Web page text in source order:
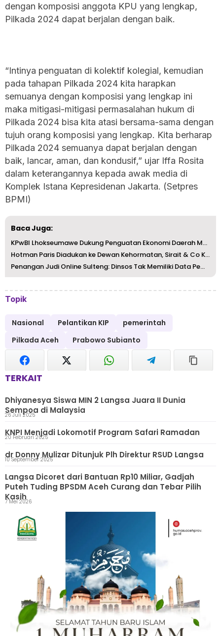
dengan komposisi anggota KPU yang lengkap,
Pilkada 2024 dapat berjalan dengan baik.
“Intinya penguatan di kolektif kolegial, kemudian
pada tahapan Pilkada 2024 kita harapkan
semuanya dengan komposisi yang lengkap ini
maka mitigasi-mitigasi permasalahan hukum di
Pilkada 2024 bisa kita atasi bersama-sama dengan
tujuh orang komposisi yang lengkap. Kita berharap
Pilkada 2024 semuanya dapat berjalan dengan
baik, lancar, aman, dan kondusif,” ujar Iffa Rosita
dalam keterangannya kepada awak media di
Komplek Istana Kepresidenan Jakarta. (Setpres
BPMI)
Baca Juga:
KPwBI Lhokseumawe Dukung Penguatan Ekonomi Daerah Melalui...
Hotman Paris Diadukan ke Dewan Kehormatan, Sirait & Co Ka...
Penangan Judi Online Sulteng: Dinsos Tak Memiliki Data Pe...
Topik
Nasional Pelantikan KIP
pemerintah
Pilkada Aceh
Prabowo Subianto
TERKAIT
Dhiyanesya Siswa MIN 2 Langsa Juara II Dunia
Sempoa di Malaysia
26 Juli 2025
KNPI Menjadi Lokomotif Program Safari Ramadan
20 Februari 2025
dr Donny Mulizar Ditunjuk Plh Direktur RSUD Langsa
10 September 2025
Langsa Dicoret dari Bantuan Rp10 Miliar, Gadjah
Puteh Tuding BPSDM Aceh Curang dan Tebar Pilih
Kasih7 Mei 2026